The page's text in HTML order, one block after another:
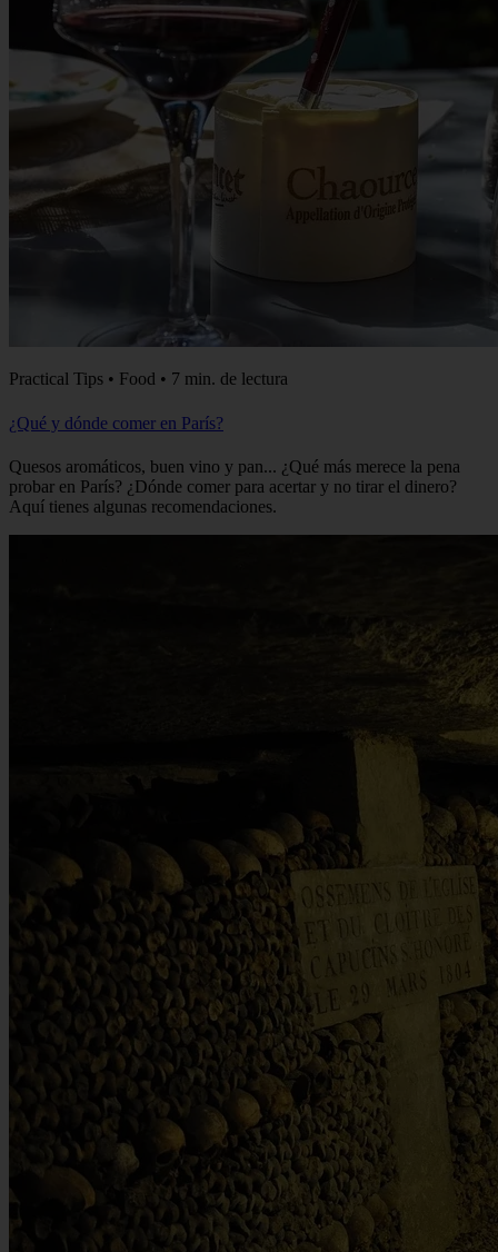
Practical Tips • Food • 7 min. de lectura
¿Qué y dónde comer en París?
Quesos aromáticos, buen vino y pan... ¿Qué más merece la pena
probar en París? ¿Dónde comer para acertar y no tirar el dinero?
Aquí tienes algunas recomendaciones.